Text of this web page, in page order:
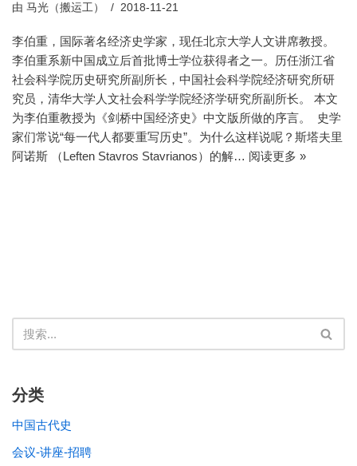
由 马光（搬运工） 2018-11-21
李伯重，国际著名经济史学家，现任北京大学人文讲席教授。
李伯重系新中国成立后首批博士学位获得者之一。历任浙江省
社会科学院历史研究所副所长，中国社会科学院经济研究所研
究员，清华大学人文社会科学学院经济学研究所副所长。 本文
为李伯重教授为《剑桥中国经济史》中文版所做的序言。 史学
家们常说“每一代人都要重写历史”。为什么这样说呢？斯塔夫里
阿诺斯 （Leften Stavros Stavrianos）的解… 阅读更多 »
分类
中国古代史
会议-讲座-招聘